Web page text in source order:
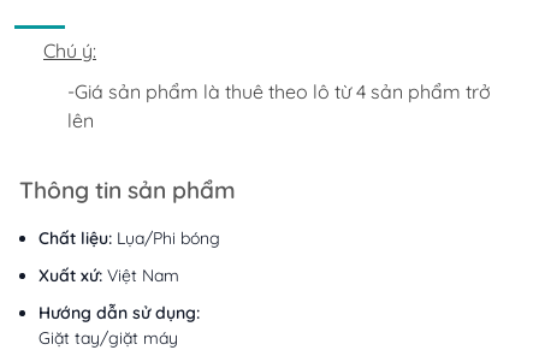
Chú ý:
-Giá sản phẩm là thuê theo lô từ 4 sản phẩm trở
lên﻿﻿
Thông tin sản phẩm
Chất liệu: Lụa/Phi bóng
Xuất xứ: Việt Nam
Hướng dẫn sử dụng:
Giặt tay/giặt máy